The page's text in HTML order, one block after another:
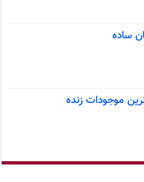
ساده
موجودات زنده